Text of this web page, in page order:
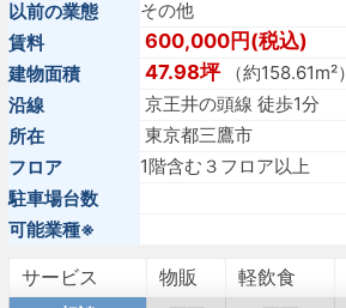
以前の業態
その他
賃料
600,000円(税込)
建物面積 47.98坪（約158.61m²）
沿線
京王井の頭線 徒歩1分
所在
東京都三鷹市
フロア
1階含む３フロア以上
駐車場台数
可能業種※
サービス 物販 軽飲食